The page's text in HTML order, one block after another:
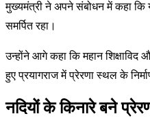
मुख्यमंत्री ने अपने संबोधन में कहा कि
समर्पित रहा।
उन्होंने आगे कहा कि महान
हुए प्रयागराज में प्रेरणा स्थल के
नदियों के किनारे बने